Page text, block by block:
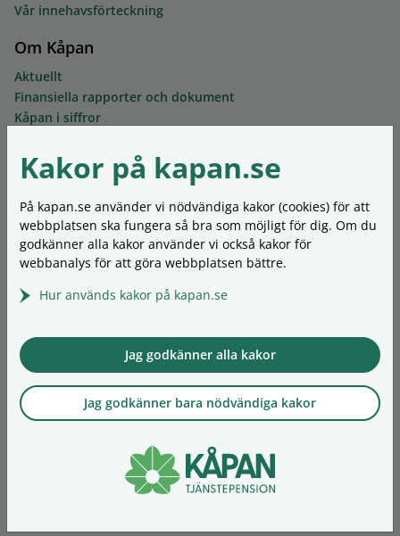
Kakor på kapan.se
På kapan.se använder vi nödvändiga kakor (cookies) för att
webbplatsen ska fungera så bra som möjligt för dig. Om du
godkänner alla kakor använder vi också kakor för
webbanalys för att göra webbplatsen bättre.
Hur används kakor på kapan.se
Jag godkänner alla kakor
Jag godkänner bara nödvändiga kakor
Vår innehavsförteckning
Om Kåpan
Aktuellt
Finansiella rapporter och dokument
Kåpan i siffror
Mer om föreningen
Kontakta oss
Synpunkter och klagomål
Ordlista
Personuppgifter
Om kakor (cookies)
In English
Living outside Sweden
When you retire
Forms
Our asset management